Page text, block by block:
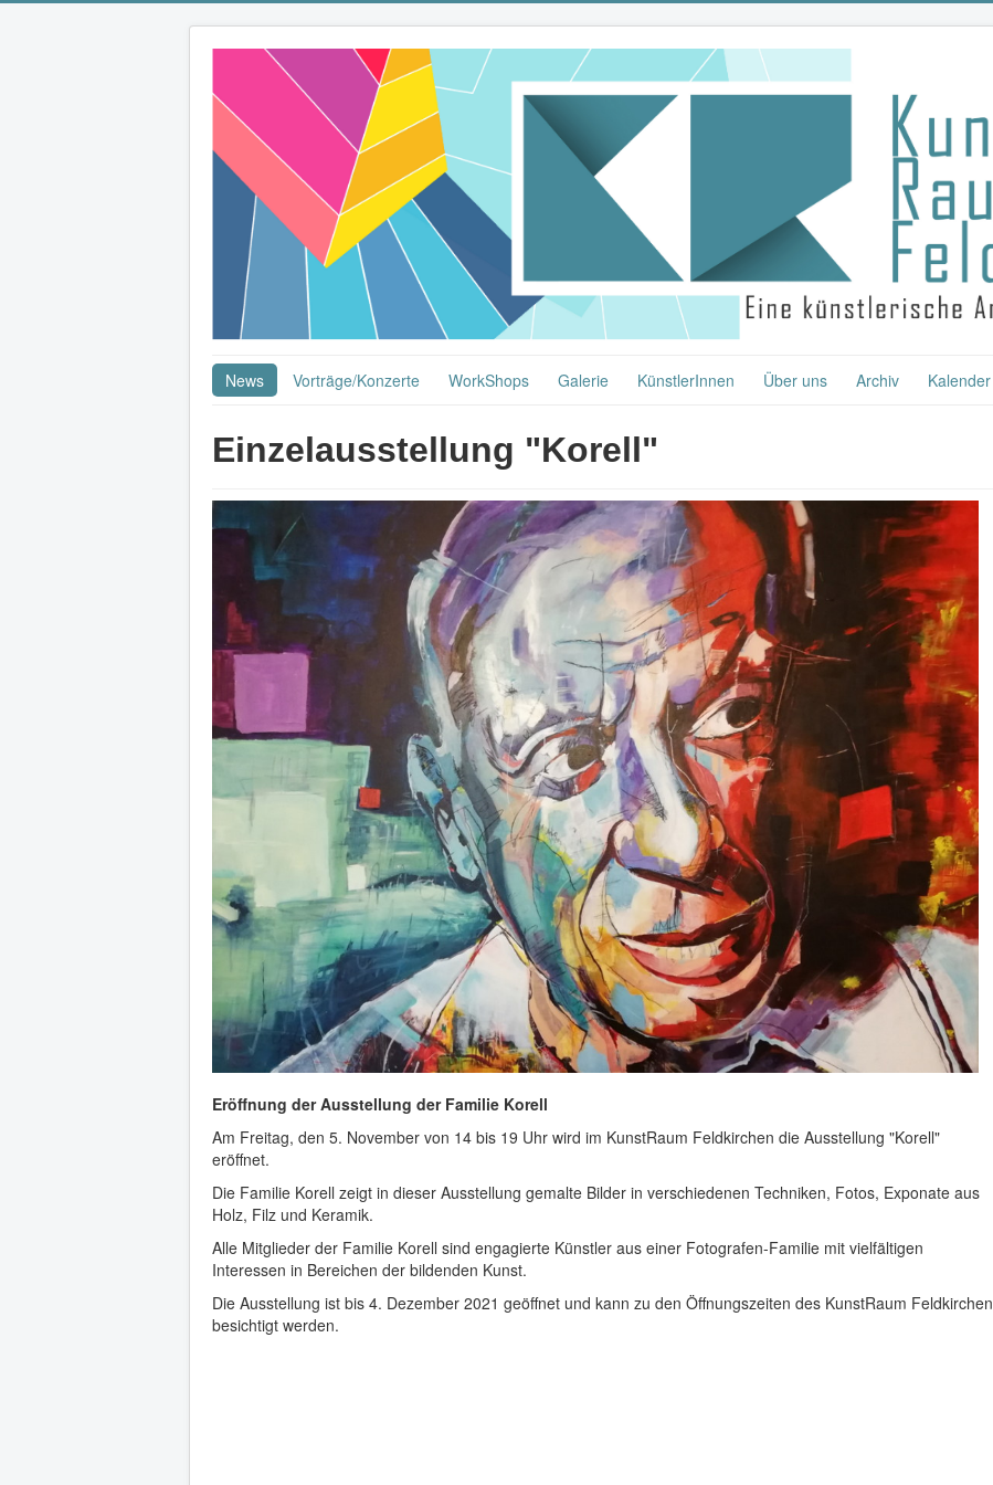
News Vorträge/Konzerte WorkShops Galerie KünstlerInnen Über uns Archiv Kalender
Einzelausstellung "Korell"
Eröffnung der Ausstellung der Familie Korell
Am Freitag, den 5. November von 14 bis 19 Uhr wird im KunstRaum Feldkirchen die Ausstellung "Korell"
eröffnet.
Die Familie Korell zeigt in dieser Ausstellung gemalte Bilder in verschiedenen Techniken, Fotos, Exponate aus
Holz, Filz und Keramik.
Alle Mitglieder der Familie Korell sind engagierte Künstler aus einer Fotografen-Familie mit vielfältigen
Interessen in Bereichen der bildenden Kunst.
Die Ausstellung ist bis 4. Dezember 2021 geöffnet und kann zu den Öffnungszeiten des KunstRaum Feldkirchen
besichtigt werden.